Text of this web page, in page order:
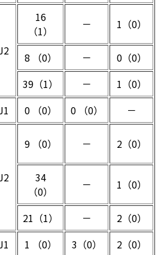
16
（1）
－ 1（0）
8 （0） －
0（0）
39（1） － 1（0）
0 （0） 0 （0）
－
9 （0） － 2（0）
34
（0）
－ 1（0）
21（1） －
2（0）
1 （0） 3（0） 2（0）